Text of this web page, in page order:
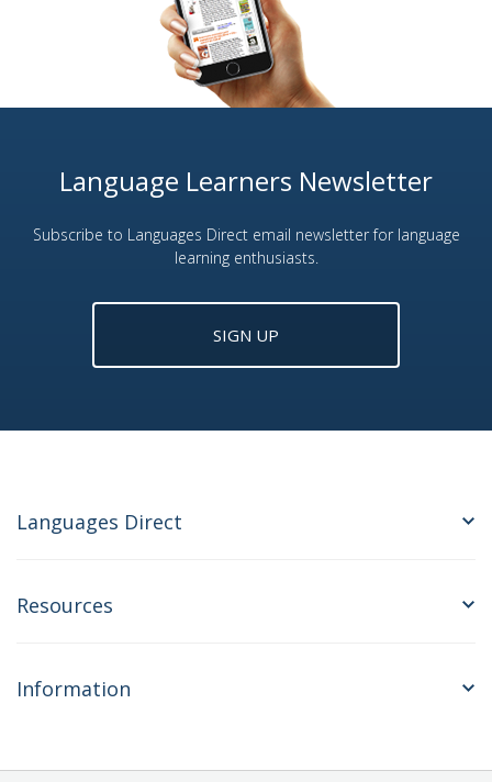
Language Learners Newsletter
Subscribe to Languages Direct email newsletter for language
learning enthusiasts.
SIGN UP
Languages Direct
Resources
Information